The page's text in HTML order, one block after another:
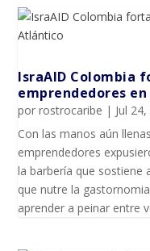
IsraAID Colombia
emprendedores
porrostrocaribe | Jul
Con las manos aún
emprendedores
la barbería que sostiene
que nutre la
aprender a peinar entre